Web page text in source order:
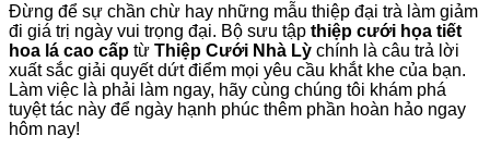
Đừng để sự chần chừ hay những mẫu thiệp đại trà làm giảm
đi giá trị ngày vui trọng đại. Bộ sưu tập thiệp cưới họa tiết
hoa lá cao cấp từ Thiệp Cưới Nhà Lỳ chính là câu trả lời
xuất sắc giải quyết dứt điểm mọi yêu cầu khắt khe của bạn.
Làm việc là phải làm ngay, hãy cùng chúng tôi khám phá
tuyệt tác này để ngày hạnh phúc thêm phần hoàn hảo ngay
hôm nay!